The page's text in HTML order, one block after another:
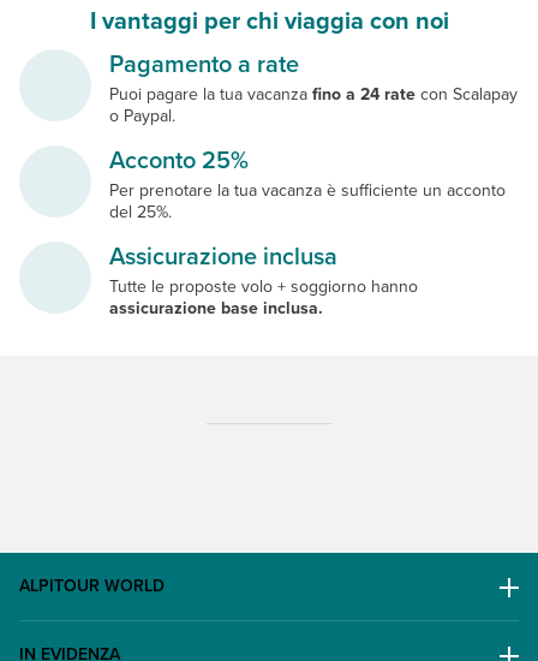
I vantaggi per chi viaggia con noi
Pagamento a rate
Puoi pagare la tua vacanzafino a 24 ratecon Scalapay
o Paypal.
Acconto 25%
Per prenotare la tua vacanza è sufficiente un acconto
del 25%.
Assicurazione inclusa
Tutte le proposte volo + soggiorno hanno
assicurazione base inclusa.
ALPITOUR WORLD
AWARD
IN EVIDENZA